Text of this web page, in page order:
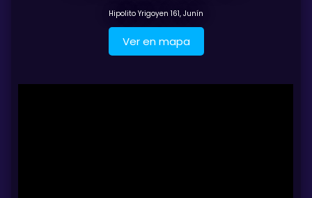
Hipolito Yrigoyen 161, Junín
Ver en mapa